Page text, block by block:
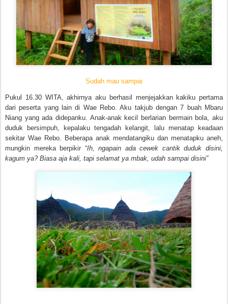
Sudah mau sampai
Pukul 16.30 WITA, akhirnya aku berhasil menjejakkan kakiku pertama
dari peserta yang lain di Wae Rebo. Aku takjub dengan 7 buah Mbaru
Niang yang ada didepanku. Anak-anak kecil berlarian bermain bola, aku
duduk bersimpuh, kepalaku tengadah kelangit, lalu menatap keadaan
sekitar Wae Rebo. Beberapa anak mendatangiku dan menatapku aneh,
mungkin mereka berpikir “Ih, ngapain ada cewek cantik duduk disini,
kagum ya? Biasa aja kali, tapi selamat ya mbak, udah sampai disini”